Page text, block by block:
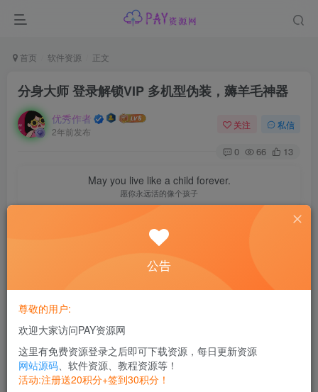
首页 软件资源 正文
分身大师 登录解锁VIP 多机型伪装，薅羊毛神器
优秀作者
2年前发布
关注 私信
0 66 13
May you live like a child forever.
愿你永远活的像个孩子
【软件名称】分身大师 登录解锁VIP
【软件版本】v4.6.0.1006.release
【软件大小】30.4M
【软件介绍】适用安卓
【特殊说明】需登录解锁会员功能，除了加速进入不能， 其
他主要功能都是可以使用，由于验证较多一些功能需要特定
公告
尊敬的用户:
欢迎大家访问PAY资源网
这里有免费资源登录之后即可下载资源，每日更新资源
网站源码、软件资源、教程资源等！
活动:注册送20积分+签到30积分！